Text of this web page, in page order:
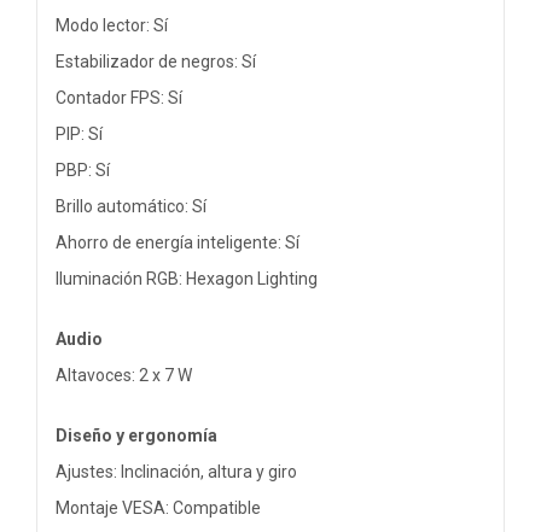
Modo lector: Sí
Estabilizador de negros: Sí
Contador FPS: Sí
PIP: Sí
PBP: Sí
Brillo automático: Sí
Ahorro de energía inteligente: Sí
Iluminación RGB: Hexagon Lighting
Audio
Altavoces: 2 x 7 W
Diseño y ergonomía
Ajustes: Inclinación, altura y giro
Montaje VESA: Compatible